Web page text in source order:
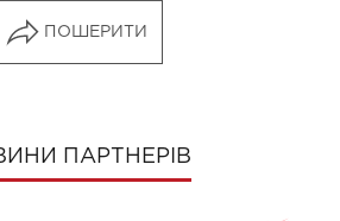
ПОШЕРИТИ
ПАРТНЕРІВ